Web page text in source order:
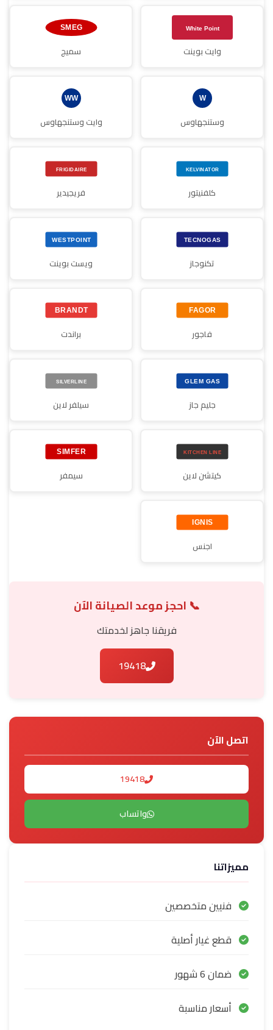
وايت بوينت سميج
وستنجهاوس وايت وستنجهاوس
كلفنيتور فريجيدير
تكنوجاز ويست بوينت
فاجور براندت
جليم جاز سيلفر لاين
كيتشن لاين سيمفر
اجنس
📞 احجز موعد الصيانة الآن
فريقنا جاهز لخدمتك
19418
اتصل الآن
19418
واتساب
مميزاتنا
فنيين متخصصين
قطع غيار أصلية
ضمان 6 شهور
أسعار مناسبة